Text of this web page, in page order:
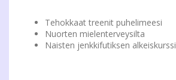
Tehokkaat treenit puhelimeesi
Nuorten mielenterveysilta
Naisten jenkkifutiksen alkeiskurssi